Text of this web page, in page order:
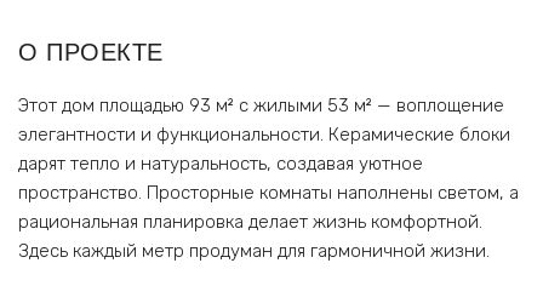
О ПРОЕКТЕ
Этот дом площадью 93 м² с жилыми 53 м² — воплощение
элегантности и функциональности. Керамические блоки
дарят тепло и натуральность, создавая уютное
пространство. Просторные комнаты наполнены светом, а
рациональная планировка делает жизнь комфортной.
Здесь каждый метр продуман для гармоничной жизни.